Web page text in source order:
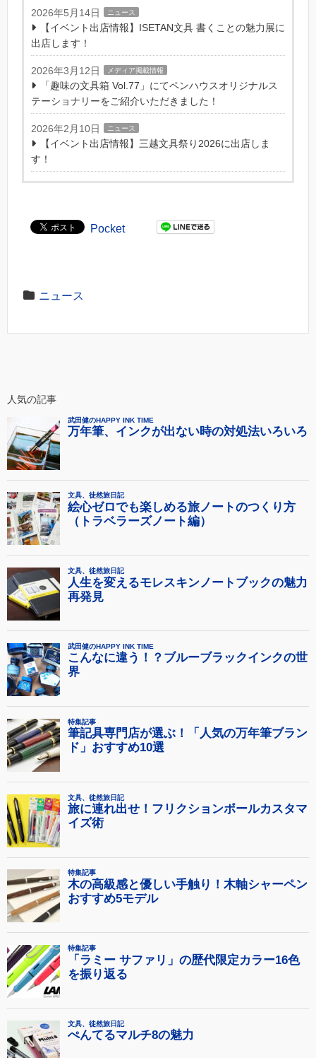
2026年5月14日 ニュース
【イベント出店情報】ISETAN文具 書くことの魅力展に
出店します！
2026年3月12日 メディア掲載情報
「趣味の文具箱 Vol.77」にてペンハウスオリジナルス
テーショナリーをご紹介いただきました！
2026年2月10日 ニュース
【イベント出店情報】三越文具祭り2026に出店しま
す！
Pocket
ニュース
人気の記事